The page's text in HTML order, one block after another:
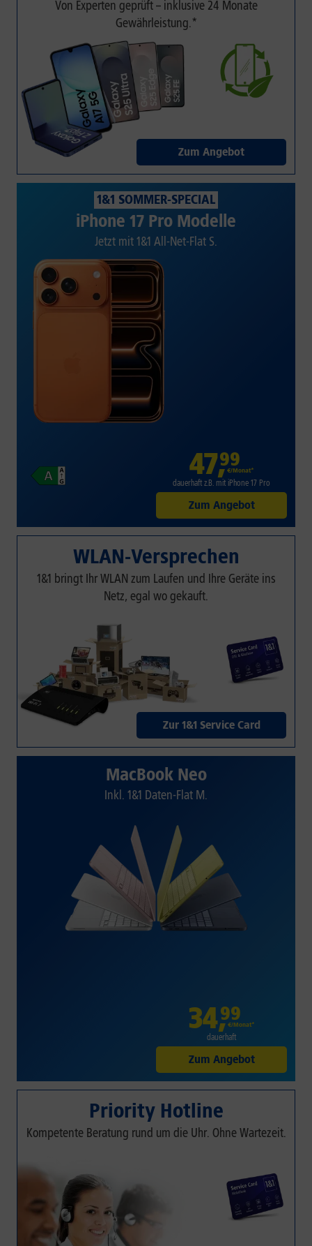
Von Experten geprüft – inklusive 24 Monate
Gewährleistung.*
Zum Angebot
1&1 SOMMER-SPECIAL
iPhone 17 Pro Modelle
Jetzt mit 1&1 All-Net-Flat S.
47,99
€/Monat*
dauerhaft z.B. mit iPhone 17 Pro
Zum Angebot
WLAN-Versprechen
1&1 bringt Ihr WLAN zum Laufen und Ihre Geräte ins
Netz, egal wo gekauft.
Zur 1&1 Service Card
MacBook Neo
Inkl. 1&1 Daten-Flat M.
34,99
€/Monat*
dauerhaft
Zum Angebot
Priority Hotline
Kompetente Beratung rund um die Uhr. Ohne Wartezeit.